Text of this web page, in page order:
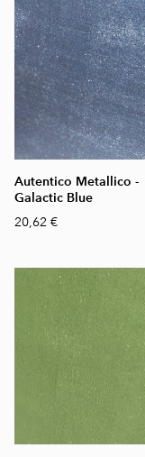
Autentico Metallico -
Galactic Blue
20,62 €